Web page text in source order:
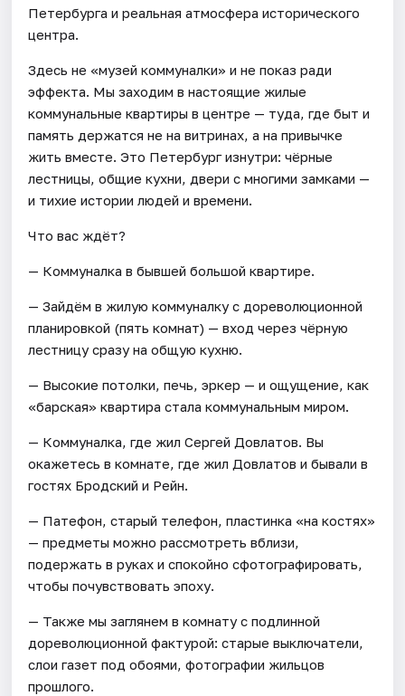
Петербурга и реальная атмосфера исторического
центра.
Здесь не «музей коммуналки» и не показ ради
эффекта. Мы заходим в настоящие жилые
коммунальные квартиры в центре — туда, где быт и
память держатся не на витринах, а на привычке
жить вместе. Это Петербург изнутри: чёрные
лестницы, общие кухни, двери с многими замками —
и тихие истории людей и времени.
Что вас ждёт?
— Коммуналка в бывшей большой квартире.
— Зайдём в жилую коммуналку с дореволюционной
планировкой (пять комнат) — вход через чёрную
лестницу сразу на общую кухню.
— Высокие потолки, печь, эркер — и ощущение, как
«барская» квартира стала коммунальным миром.
— Коммуналка, где жил Сергей Довлатов. Вы
окажетесь в комнате, где жил Довлатов и бывали в
гостях Бродский и Рейн.
— Патефон, старый телефон, пластинка «на костях»
— предметы можно рассмотреть вблизи,
подержать в руках и спокойно сфотографировать,
чтобы почувствовать эпоху.
— Также мы заглянем в комнату с подлинной
дореволюционной фактурой: старые выключатели,
слои газет под обоями, фотографии жильцов
прошлого.